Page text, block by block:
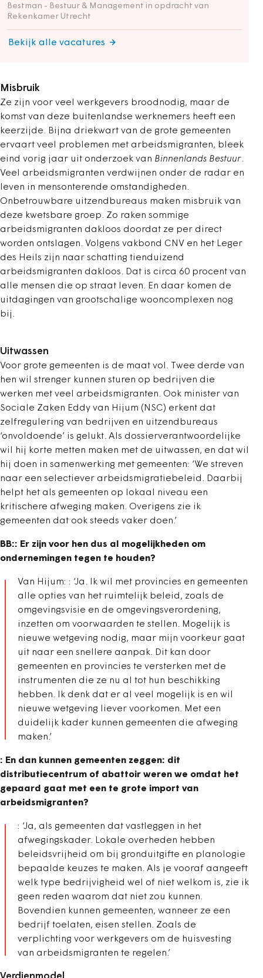
Bestman - Bestuur & Management in opdracht van
Rekenkamer Utrecht
Bekijk alle vacatures
Misbruik
Ze zijn voor veel werkgevers broodnodig, maar de
komst van deze buitenlandse werknemers heeft een
keerzijde. Bijna driekwart van de grote gemeenten
ervaart veel problemen met arbeids­migranten, bleek
eind vorig jaar uit onderzoek van Binnenlands Bestuur.
Veel arbeidsmigranten verdwijnen onder de radar en
leven in mensonterende omstandigheden.
Onbetrouwbare uitzendbureaus maken misbruik van
deze kwetsbare groep. Zo raken sommige
arbeidsmigranten dakloos doordat ze per direct
worden ontslagen. Volgens vakbond CNV en het Leger
des Heils zijn naar schatting tienduizend
arbeidsmigranten dakloos. Dat is circa 60 procent van
alle mensen die op straat leven. En daar komen de
uitdagingen van grootschalige wooncomplexen nog
bij.
Uitwassen
Voor grote gemeenten is de maat vol. Twee derde van
hen wil strenger kunnen sturen op bedrijven die
werken met veel arbeidsmigranten. Ook minister van
Sociale Zaken Eddy van Hijum (NSC) erkent dat
zelfregulering van bedrijven en uitzendbureaus
‘onvoldoende’ is gelukt. Als dossierverantwoordelijke
wil hij korte metten maken met de uitwassen, en dat wil
hij doen in samenwerking met gemeenten: ‘We streven
naar een selectiever arbeidsmigratiebeleid. Daarbij
helpt het als gemeenten op lokaal niveau een
kritischere afweging maken. Overigens zie ik
gemeenten dat ook steeds vaker doen.’
BB:: Er zijn voor hen dus al mogelijkheden om
ondernemingen tegen te houden?
Van Hijum: : ‘Ja. Ik wil met provincies en gemeenten
alle opties van het ruimtelijk beleid, zoals de
omgevingsvisie en de omgevingsverordening,
inzetten om voorwaarden te stellen. Mogelijk is
nieuwe wetgeving nodig, maar mijn voorkeur gaat
uit naar een snellere aanpak. Dit kan door
gemeenten en provincies te versterken met de
instrumenten die ze nu al tot hun beschikking
hebben. Ik denk dat er al veel mogelijk is en wil
nieuwe wetgeving liever voorkomen. Met een
duidelijk kader kunnen gemeenten die afweging
maken.’
: En dan kunnen gemeenten zeggen: dit
distributiecentrum of abattoir weren we omdat het
gepaard gaat met een te grote import van
arbeidsmigranten?
: ‘Ja, als gemeenten dat vastleggen in het
afwegingskader. Lokale overheden hebben
beleidsvrijheid om bij gronduitgifte en planologie
bepaalde keuzes te maken. Als je vooraf aangeeft
welk type bedrijvigheid wel of niet welkom is, zie ik
geen reden waarom dat niet zou kunnen.
Bovendien kunnen gemeenten, wanneer ze een
bedrijf toelaten, eisen stellen. Zoals de
verplichting voor werkgevers om de huisvesting
van arbeidsmigranten te regelen.’